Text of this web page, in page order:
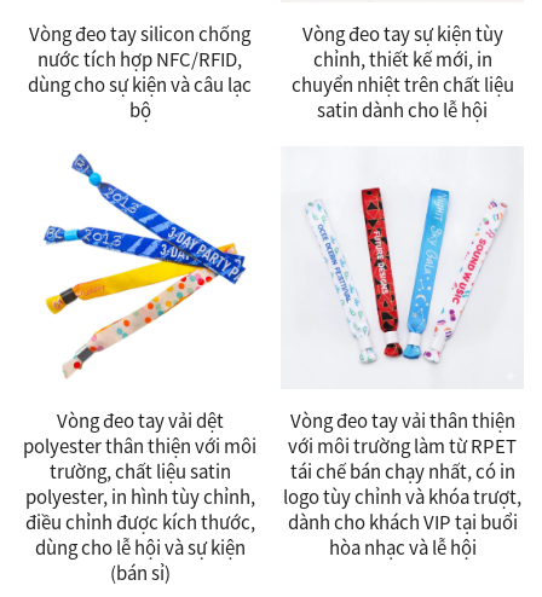
Vòng đeo tay silicon chống
nước tích hợp NFC/RFID,
dùng cho sự kiện và câu lạc
bộ
Vòng đeo tay sự kiện tùy
chỉnh, thiết kế mới, in
chuyển nhiệt trên chất liệu
satin dành cho lễ hội
Vòng đeo tay vải dệt
polyester thân thiện với môi
trường, chất liệu satin
polyester, in hình tùy chỉnh,
điều chỉnh được kích thước,
dùng cho lễ hội và sự kiện
(bán sỉ)
Vòng đeo tay vải thân thiện
với môi trường làm từ RPET
tái chế bán chạy nhất, có in
logo tùy chỉnh và khóa trượt,
dành cho khách VIP tại buổi
hòa nhạc và lễ hội